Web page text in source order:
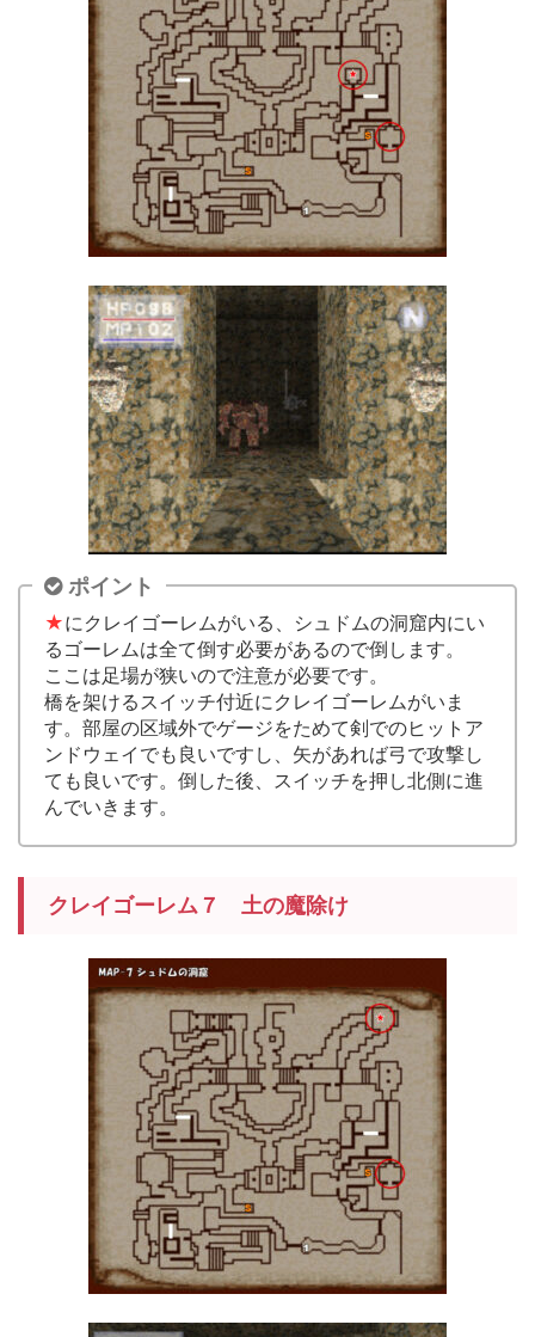
ポイント
★にクレイゴーレムがいる、シュドムの洞窟内にい
るゴーレムは全て倒す必要があるので倒します。
ここは足場が狭いので注意が必要です。
橋を架けるスイッチ付近にクレイゴーレムがいま
す。部屋の区域外でゲージをためて剣でのヒットア
ンドウェイでも良いですし、矢があれば弓で攻撃し
ても良いです。倒した後、スイッチを押し北側に進
んでいきます。
クレイゴーレム７ 土の魔除け